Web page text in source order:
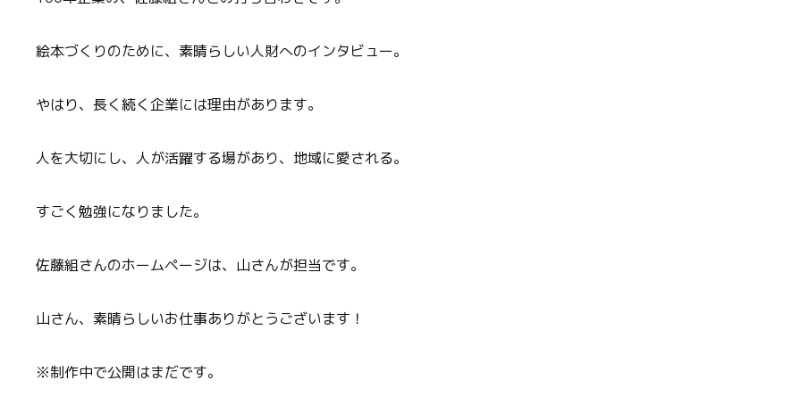
絵本づくりのために、素晴らしい人財へのインタビュー。
やはり、長く続く企業には理由があります。
人を大切にし、人が活躍する場があり、地域に愛される。
すごく勉強になりました。
佐藤組さんのホームページは、山さんが担当です。
山さん、素晴らしいお仕事ありがとうございます！
※制作中で公開はまだです。